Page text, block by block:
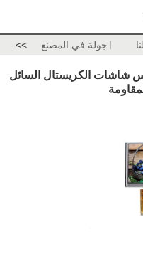
جولة في المصنع >>
شاشات الكريستال السائل